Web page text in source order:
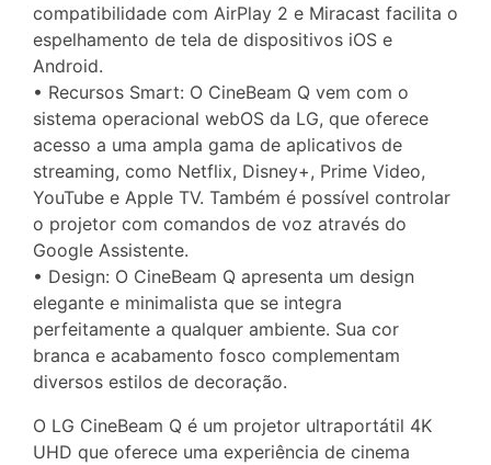
compatibilidade com AirPlay 2 e Miracast facilita o
espelhamento de tela de dispositivos iOS e
Android.
• Recursos Smart: O CineBeam Q vem com o
sistema operacional webOS da LG, que oferece
acesso a uma ampla gama de aplicativos de
streaming, como Netflix, Disney+, Prime Video,
YouTube e Apple TV. Também é possível controlar
o projetor com comandos de voz através do
Google Assistente.
• Design: O CineBeam Q apresenta um design
elegante e minimalista que se integra
perfeitamente a qualquer ambiente. Sua cor
branca e acabamento fosco complementam
diversos estilos de decoração.
O LG CineBeam Q é um projetor ultraportátil 4K
UHD que oferece uma experiência de cinema